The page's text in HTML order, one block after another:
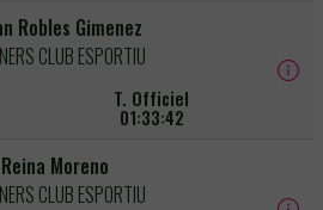
Robles Gimenez
CLUB ESPORTIU
T. Officiel
01:33:42
Moreno
CLUB ESPORTIU